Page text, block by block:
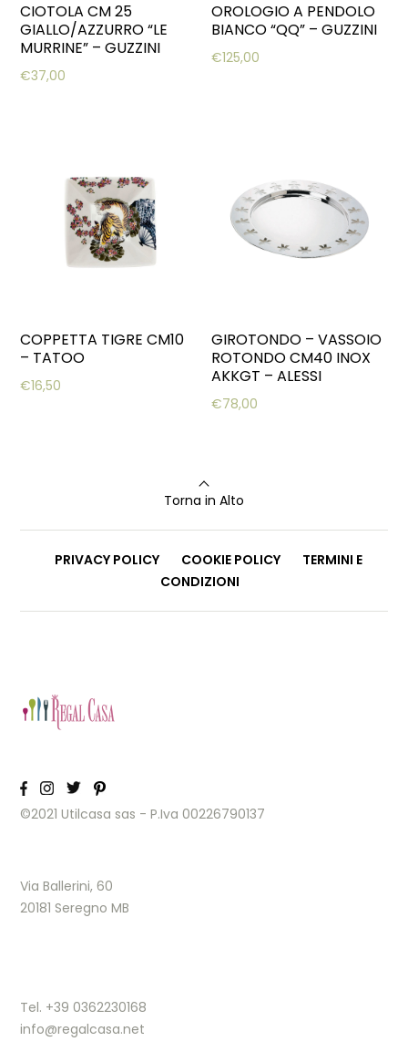
CIOTOLA CM 25
GIALLO/AZZURRO “LE
MURRINE” – GUZZINI
€37,00
OROLOGIO A PENDOLO
BIANCO “QQ” – GUZZINI
€125,00
COPPETTA TIGRE CM10
– TATOO
€16,50
GIROTONDO – VASSOIO
ROTONDO CM40 INOX
AKKGT – ALESSI
€78,00
Torna in Alto
PRIVACY POLICY COOKIE POLICY
TERMINI E
CONDIZIONI
©2021 Utilcasa sas - P.Iva 00226790137
Via Ballerini, 60
20181 Seregno MB
Tel. +39 0362230168
info@regalcasa.net